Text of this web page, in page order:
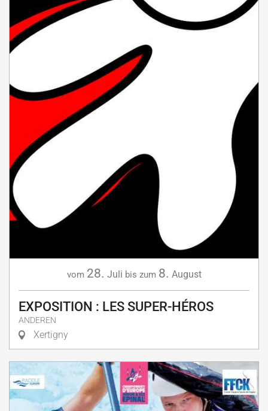
vom 28. Juli bis zum 8. August
EXPOSITION : LES SUPER-HÉROS
ANDEREN
Xertigny